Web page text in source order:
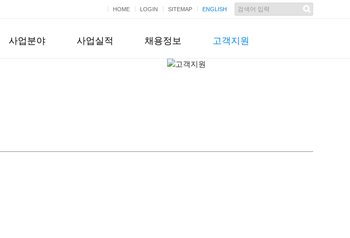
HOME LOGIN SITEMAP ENGLISH
사업분야 사업실적 채용정보 고객지원